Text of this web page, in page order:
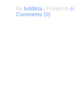
By luddista | Posted in
Comments (0)